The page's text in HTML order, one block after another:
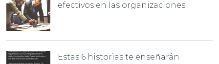
efectivos en las organizaciones
Estas 6 historias te enseñarán